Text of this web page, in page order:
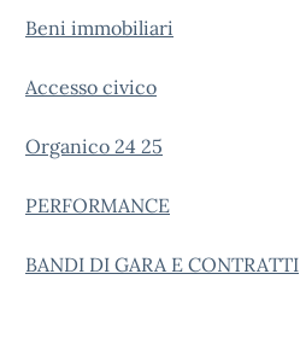
Beni immobiliari
Accesso civico
Organico 24 25
PERFORMANCE
BANDI DI GARA E CONTRATTI